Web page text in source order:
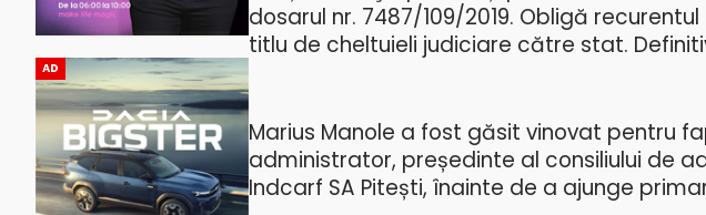
AD
dosarul nr. 7487/109/2019. Obligă
titlu de cheltuieli judiciare către stat.
Marius Manole a fost găsit vinovat pentru
administrator, președinte al consiliului de
Indcarf SA Pitești, înainte de a ajunge